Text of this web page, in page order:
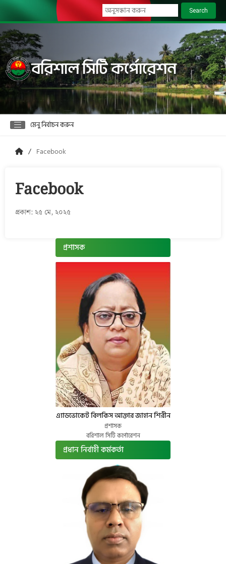
Search
বরিশাল সিটি কর্পোরেশন
মেনু নির্বাচন করুন
Facebook
Facebook
প্রকাশ: ২৫ মে, ২০২৫
প্রশাসক
এ্যাডভোকেট বিলকিস আক্তার জাহান শিরীন
প্রশাসক
বরিশাল সিটি কর্পোরেশন
প্রধান নির্বাহী কর্মকর্তা